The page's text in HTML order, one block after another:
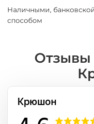
Наличными,
способом
Отзывы